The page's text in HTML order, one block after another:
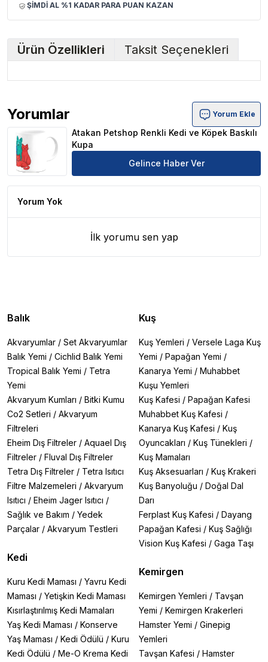
ŞİMDİ AL %1 KADAR PARA PUAN KAZAN
Ürün Özellikleri Taksit Seçenekleri
Yorumlar
Atakan Petshop Renkli Kedi ve Köpek Baskılı Kupa Ürün
Yorum Ekle
Atakan Petshop Renkli Kedi ve Köpek Baskılı
Kupa
Gelince Haber Ver
Yorum Yok
İlk yorumu sen yap
Balık
Akvaryumlar / Set Akvaryumlar
Balık Yemi / Cichlid Balık Yemi
Tropical Balık Yemi / Tetra
Yemi
Akvaryum Kumları / Bitki Kumu
Co2 Setleri / Akvaryum
Filtreleri
Eheim Dış Filtreler / Aquael Dış
Filtreler / Fluval Dış Filtreler
Tetra Dış Filtreler / Tetra Isıtıcı
Filtre Malzemeleri / Akvaryum
Isıtıcı / Eheim Jager Isıtıcı /
Sağlık ve Bakım / Yedek
Parçalar / Akvaryum Testleri
Kedi
Kuru Kedi Maması / Yavru Kedi
Maması / Yetişkin Kedi Maması
Kısırlaştırılmış Kedi Mamaları
Yaş Kedi Maması / Konserve
Yaş Maması / Kedi Ödülü / Kuru
Kedi Ödülü / Me-O Krema Kedi
Kuş
Kuş Yemleri / Versele Laga Kuş
Yemi / Papağan Yemi /
Kanarya Yemi / Muhabbet
Kuşu Yemleri
Kuş Kafesi / Papağan Kafesi
Muhabbet Kuş Kafesi /
Kanarya Kuş Kafesi / Kuş
Oyuncakları / Kuş Tünekleri /
Kuş Mamaları
Kuş Aksesuarları / Kuş Krakeri
Kuş Banyoluğu / Doğal Dal
Darı
Ferplast Kuş Kafesi / Dayang
Papağan Kafesi / Kuş Sağlığı
Vision Kuş Kafesi / Gaga Taşı
Kemirgen
Kemirgen Yemleri / Tavşan
Yemi / Kemirgen Krakerleri
Hamster Yemi / Ginepig
Yemleri
Tavşan Kafesi / Hamster